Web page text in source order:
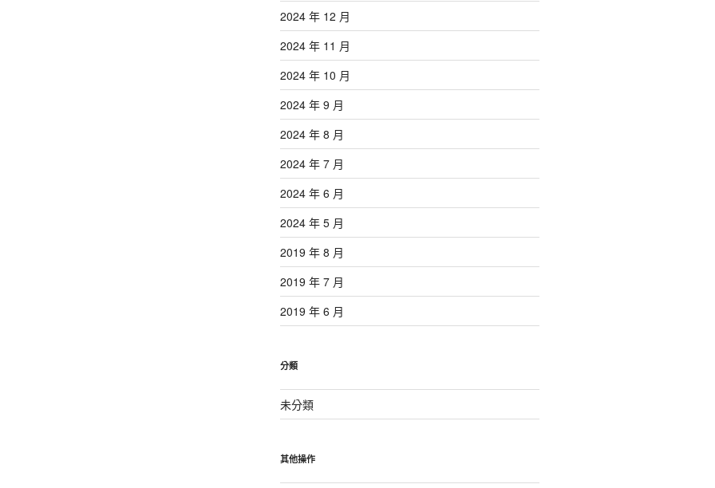
2024 年 12 月
2024 年 11 月
2024 年 10 月
2024 年 9 月
2024 年 8 月
2024 年 7 月
2024 年 6 月
2024 年 5 月
2019 年 8 月
2019 年 7 月
2019 年 6 月
分類
未分類
其他操作